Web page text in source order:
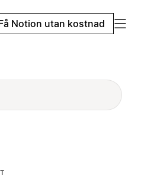
Notion utan kostnad